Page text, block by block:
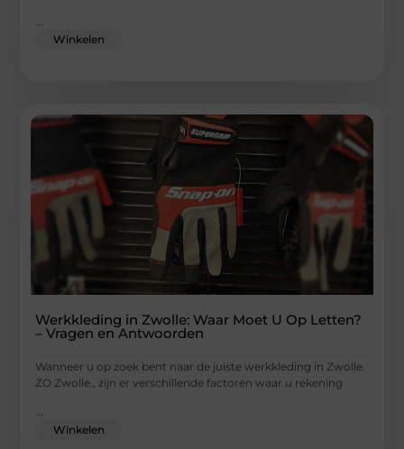
Winkelen
Werkkleding in Zwolle: Waar Moet U Op Letten?
– Vragen en Antwoorden
Wanneer u op zoek bent naar de juiste werkkleding in Zwolle.
ZO Zwolle., zijn er verschillende factoren waar u rekening
...
Winkelen